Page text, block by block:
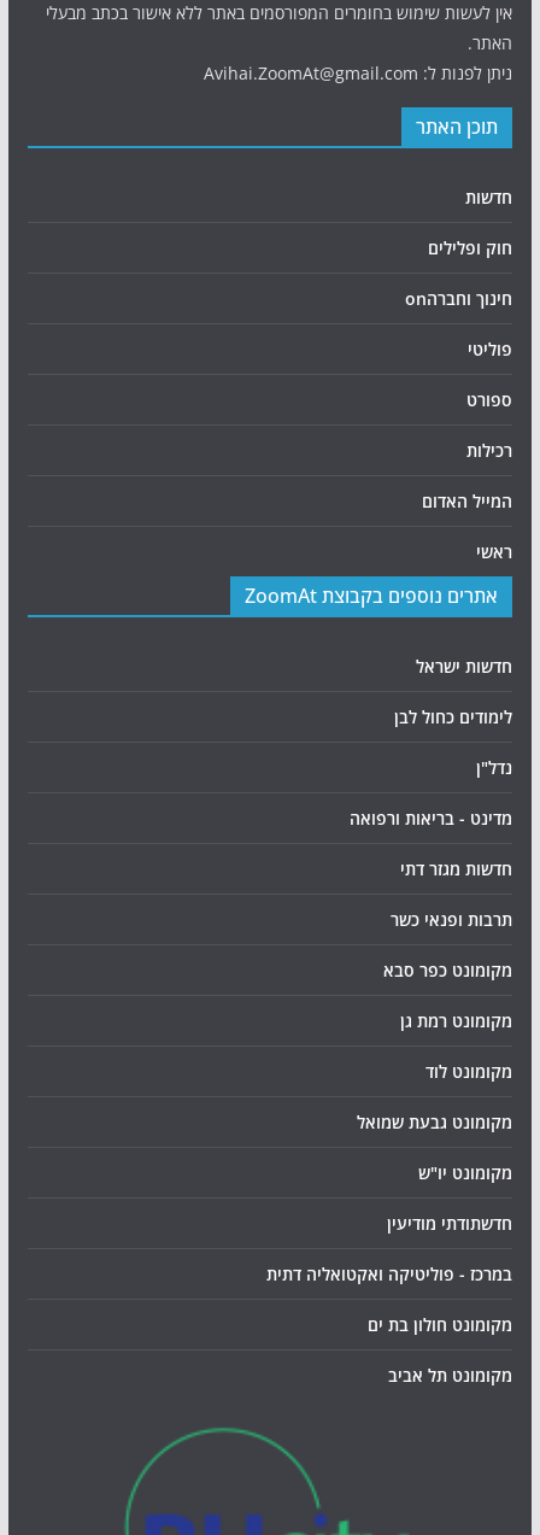
אין לעשות שימוש בחומרים המפורסמים באתר ללא אישור בכתב מבעלי
האתר.
ניתן לפנות ל: Avihai.ZoomAt@gmail.com
תוכן האתר
חדשות
חוק ופלילים
חינוך וחברהon
פוליטי
ספורט
רכילות
המייל האדום
ראשי
אתרים נוספים בקבוצת ZoomAt
חדשות ישראל
לימודים כחול לבן
נדל"ן
מדינט - בריאות ורפואה
חדשות מגזר דתי
תרבות ופנאי כשר
מקומונט כפר סבא
מקומונט רמת גן
מקומונט לוד
מקומונט גבעת שמואל
מקומונט יו"ש
חדשתודתי מודיעין
במרכז - פוליטיקה ואקטואליה דתית
מקומונט חולון בת ים
מקומונט תל אביב